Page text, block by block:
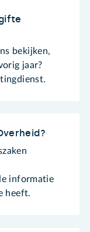
bekijken,
jaar?
informatie
heeft.